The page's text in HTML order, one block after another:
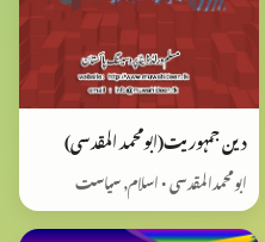
دین جمہوریت(ابومحمد المقدسی)
ابومحمدالمقدسی • اسلام, سیاست